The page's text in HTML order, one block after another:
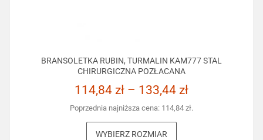
BRANSOLETKA RUBIN, TURMALIN KAM777 STAL
CHIRURGICZNA POZŁACANA
114,84 zł – 133,44 zł
Poprzednia najniższa cena: 114,84 zł.
WYBIERZ ROZMIAR